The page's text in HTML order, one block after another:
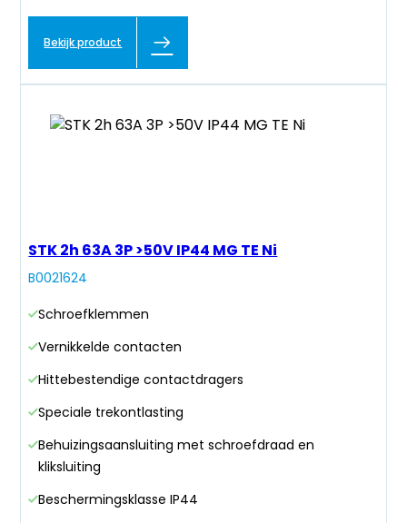
Bekijk product
STK 2h 63A 3P >50V IP44 MG TE Ni
B0021624
Schroefklemmen
Vernikkelde contacten
Hittebestendige contactdragers
Speciale trekontlasting
Behuizingsaansluiting met schroefdraad en
kliksluiting
Beschermingsklasse IP44